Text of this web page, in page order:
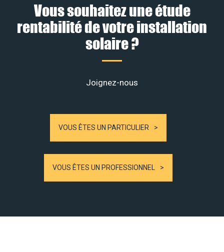
Vous souhaitez une étude
rentabilité de votre installation
solaire ?
Joignez-nous
VOUS ÊTES UN PARTICULIER
VOUS ÊTES UN PROFESSIONNEL